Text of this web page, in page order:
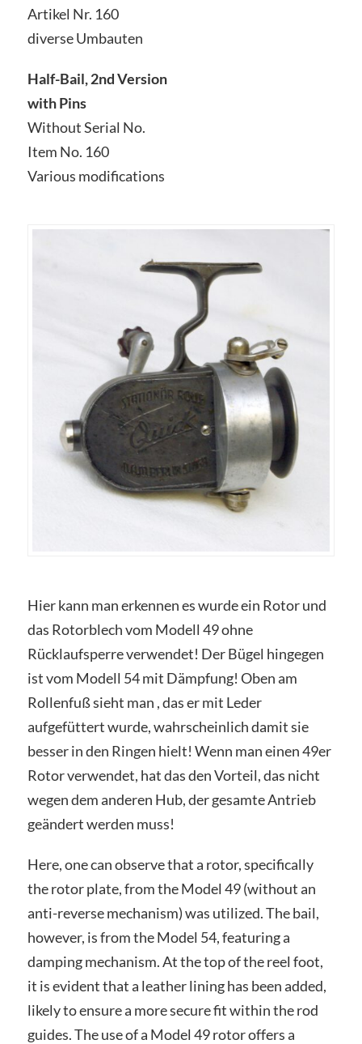
Artikel Nr. 160
diverse Umbauten
Half-Bail, 2nd Version
with Pins
Without Serial No.
Item No. 160
Various modifications
Hier kann man erkennen es wurde ein Rotor und
das Rotorblech vom Modell 49 ohne
Rücklaufsperre verwendet! Der Bügel hingegen
ist vom Modell 54 mit Dämpfung! Oben am
Rollenfuß sieht man , das er mit Leder
aufgefüttert wurde, wahrscheinlich damit sie
besser in den Ringen hielt! Wenn man einen 49er
Rotor verwendet, hat das den Vorteil, das nicht
wegen dem anderen Hub, der gesamte Antrieb
geändert werden muss!
Here, one can observe that a rotor, specifically
the rotor plate, from the Model 49 (without an
anti-reverse mechanism) was utilized. The bail,
however, is from the Model 54, featuring a
damping mechanism. At the top of the reel foot,
it is evident that a leather lining has been added,
likely to ensure a more secure fit within the rod
guides. The use of a Model 49 rotor offers a